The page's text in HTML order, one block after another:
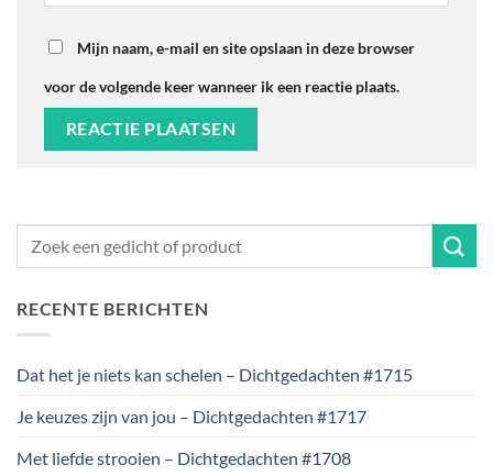
Mijn naam, e-mail en site opslaan in deze browser
voor de volgende keer wanneer ik een reactie plaats.
RECENTE BERICHTEN
Dat het je niets kan schelen – Dichtgedachten #1715
Je keuzes zijn van jou – Dichtgedachten #1717
Met liefde strooien – Dichtgedachten #1708